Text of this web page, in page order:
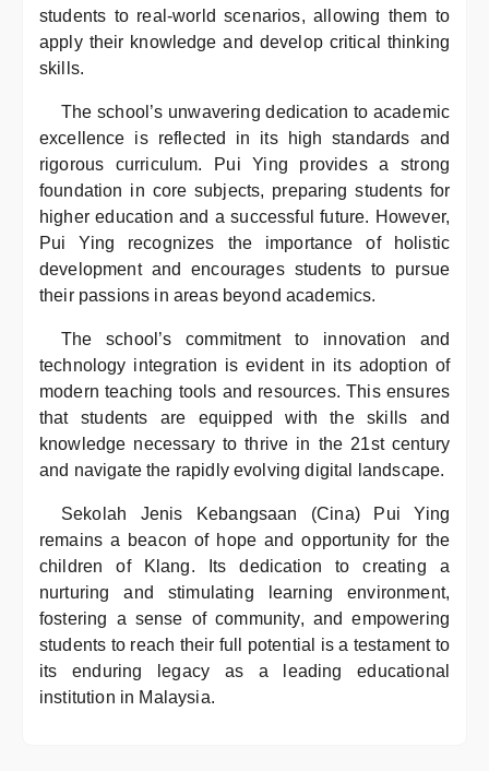
students to real-world scenarios, allowing them to
apply their knowledge and develop critical thinking
skills.
The school’s unwavering dedication to academic
excellence is reflected in its high standards and
rigorous curriculum. Pui Ying provides a strong
foundation in core subjects, preparing students for
higher education and a successful future. However,
Pui Ying recognizes the importance of holistic
development and encourages students to pursue
their passions in areas beyond academics.
The school’s commitment to innovation and
technology integration is evident in its adoption of
modern teaching tools and resources. This ensures
that students are equipped with the skills and
knowledge necessary to thrive in the 21st century
and navigate the rapidly evolving digital landscape.
Sekolah Jenis Kebangsaan (Cina) Pui Ying
remains a beacon of hope and opportunity for the
children of Klang. Its dedication to creating a
nurturing and stimulating learning environment,
fostering a sense of community, and empowering
students to reach their full potential is a testament to
its enduring legacy as a leading educational
institution in Malaysia.